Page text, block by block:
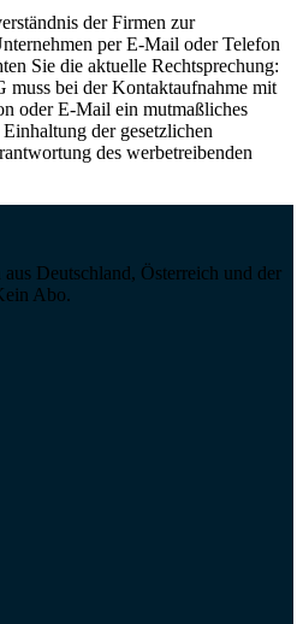
der Firmen zur
per E-Mail oder Telefon
Sie die aktuelle Rechtsprechung:
bei der Kontaktaufnahme mit
oder E-Mail ein mutmaßliches
der gesetzlichen
des werbetreibenden
Deutschland, Österreich und der
Abo.